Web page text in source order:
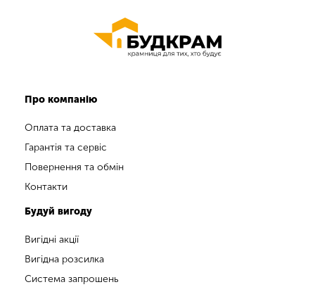
Про компанію
Оплата та доставка
Гарантія та сервіс
Повернення та обмін
Контакти
Будуй вигоду
Вигідні акції
Вигідна розсилка
Система запрошень